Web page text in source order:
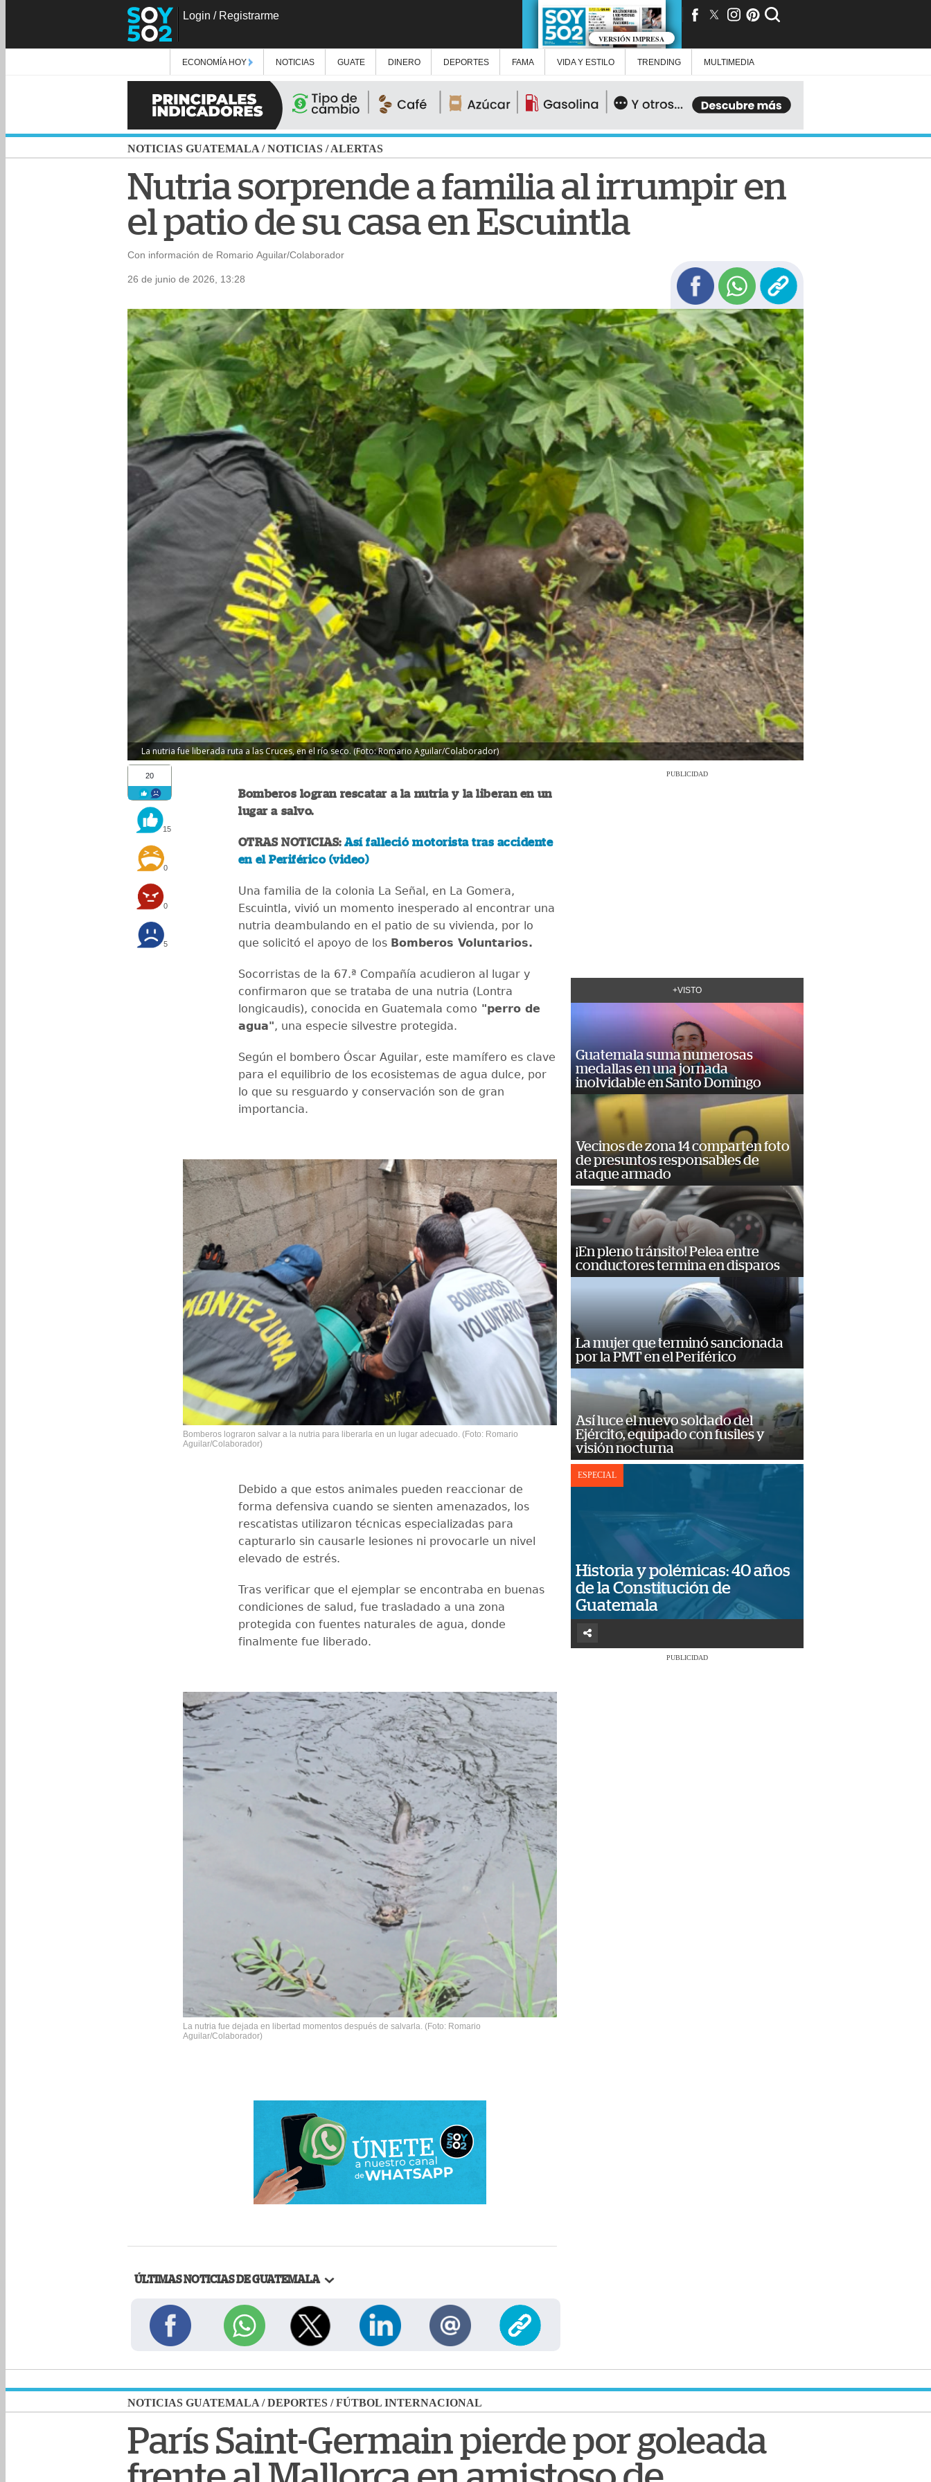
Login / Registrarme
VERSIÓN IMPRESA
ECONOMÍA HOY NOTICIAS GUATE DINERO DEPORTES FAMA VIDA Y ESTILO TRENDING MULTIMEDIA
NOTICIAS GUATEMALA /NOTICIAS /ALERTAS
Nutria sorprende a familia al irrumpir en
el patio de su casa en Escuintla
Con información de Romario Aguilar/Colaborador
26 de junio de 2026, 13:28
La nutria fue liberada ruta a las Cruces, en el río seco. (Foto: Romario Aguilar/Colaborador)
20
15
0
0
5
Bomberos logran rescatar a la nutria y la liberan en un
lugar a salvo.
OTRAS NOTICIAS:Así falleció motorista tras accidente
en el Periférico (video)
Una familia de la colonia La Señal, en La Gomera,
Escuintla, vivió un momento inesperado al encontrar una
nutria deambulando en el patio de su vivienda, por lo
que solicitó el apoyo de los Bomberos Voluntarios.
Socorristas de la 67.ª Compañía acudieron al lugar y
confirmaron que se trataba de una nutria (Lontra
longicaudis), conocida en Guatemala como "perro de
agua", una especie silvestre protegida.
Según el bombero Óscar Aguilar, este mamífero es clave
para el equilibrio de los ecosistemas de agua dulce, por
lo que su resguardo y conservación son de gran
importancia.
Bomberos lograron salvar a la nutria para liberarla en un lugar adecuado. (Foto: Romario
Aguilar/Colaborador)
Debido a que estos animales pueden reaccionar de
forma defensiva cuando se sienten amenazados, los
rescatistas utilizaron técnicas especializadas para
capturarlo sin causarle lesiones ni provocarle un nivel
elevado de estrés.
Tras verificar que el ejemplar se encontraba en buenas
condiciones de salud, fue trasladado a una zona
protegida con fuentes naturales de agua, donde
finalmente fue liberado.
La nutria fue dejada en libertad momentos después de salvarla. (Foto: Romario
Aguilar/Colaborador)
ÚLTIMAS NOTICIAS DE GUATEMALA
PUBLICIDAD
+VISTO
Guatemala suma numerosas
medallas en una jornada
inolvidable en Santo Domingo
Vecinos de zona 14 comparten foto
de presuntos responsables de
ataque armado
¡En pleno tránsito! Pelea entre
conductores termina en disparos
La mujer que terminó sancionada
por la PMT en el Periférico
Así luce el nuevo soldado del
Ejército, equipado con fusiles y
visión nocturna
ESPECIAL
Historia y polémicas: 40 años
de la Constitución de
Guatemala
PUBLICIDAD
NOTICIAS GUATEMALA /DEPORTES /FÚTBOL INTERNACIONAL
París Saint-Germain pierde por goleada